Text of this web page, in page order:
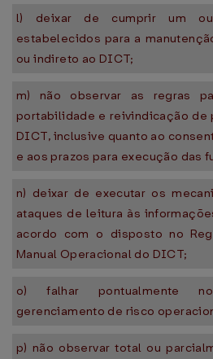
l) deixar de cumprir um
estabelecidos para a
ou indireto ao DICT;
m) não observar as regras
portabilidade e reivindicação de
DICT, inclusive quanto ao
e aos prazos para execução das
n) deixar de executar os
ataques de leitura às
acordo com o disposto no
Manual Operacional do DICT;
o) falhar pontualmente
gerenciamento de risco
p) não observar total ou